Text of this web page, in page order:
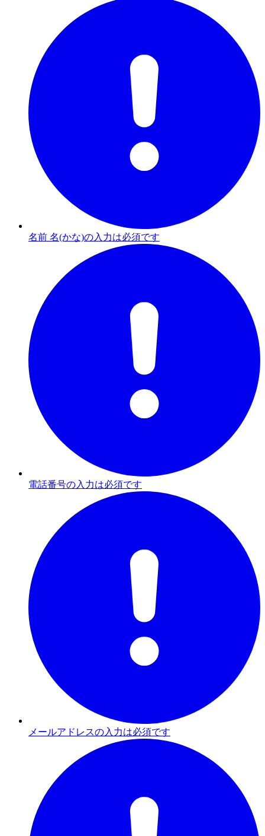
名前 名(かな)の入力は必須です
電話番号の入力は必須です
メールアドレスの入力は必須です